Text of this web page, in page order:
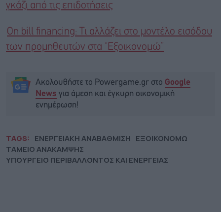
γκάζι από τις επιδοτήσεις
On bill financing: Τι αλλάζει στο μοντέλο εισόδου
των προμηθευτών στα “Εξοικονομώ”
Ακολουθήστε το Powergame.gr στο Google
News για άμεση και έγκυρη οικονομική
ενημέρωση!
TAGS: ΕΝΕΡΓΕΙΑΚΗ ΑΝΑΒΑΘΜΙΣΗ ΕΞΟΙΚΟΝΟΜΩ
ΤΑΜΕΙΟ ΑΝΑΚΑΜΨΗΣ
ΥΠΟΥΡΓΕΙΟ ΠΕΡΙΒΑΛΛΟΝΤΟΣ ΚΑΙ ΕΝΕΡΓΕΙΑΣ